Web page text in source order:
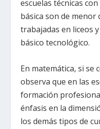
escuelas técnicas
básica son de menor
trabajadas en liceos
básico tecnológico.
En matemática, si
observa que en las
formación
énfasis en la
los demás tipos de